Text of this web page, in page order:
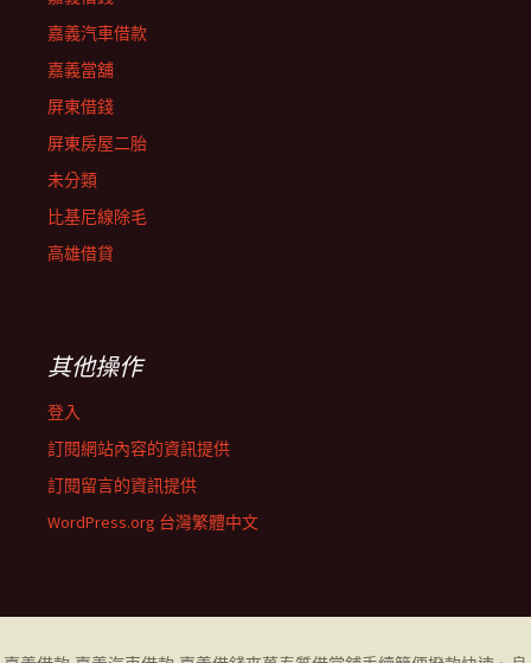
嘉義汽車借款
嘉義當舖
屏東借錢
屏東房屋二胎
未分類
比基尼線除毛
高雄借貸
其他操作
登入
訂閱網站內容的資訊提供
訂閱留言的資訊提供
WordPress.org 台灣繁體中文